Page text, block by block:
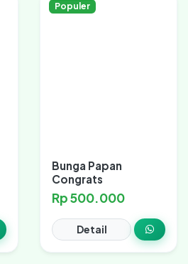
Populer
Bunga Papan
Congrats
Rp 500.000
Detail